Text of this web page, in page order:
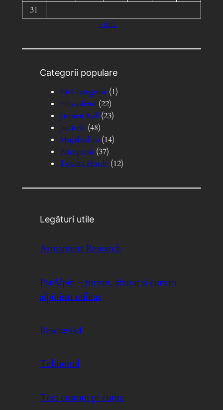
31
« iun.
Categorii populare
Fără categorie(1)
Filozofenii(22)
Jarmen Kell(23)
Jucărele(48)
Mujahedini(14)
Pricepenii(37)
Toyota Horde(12)
Legături utile
Armament Research
ParAlpin – turism, zburat si cursuri
alpinism utilitar
Rescue4x4
Tehnomil
Teci custom pt cuțite